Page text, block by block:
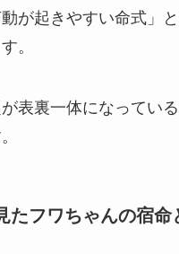
が起きやすい命式」
。
表裏一体になってい
たフワちゃんの宿命